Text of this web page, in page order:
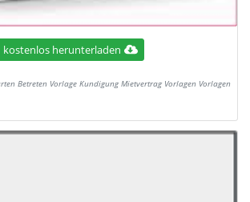
kostenlos herunterladen
Betreten Vorlage Kundigung Mietvertrag Vorlagen Vorlagen